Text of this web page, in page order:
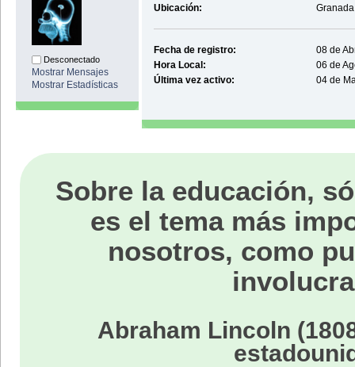
Desconectado
Mostrar Mensajes
Mostrar Estadísticas
Ubicación:
Granada
Fecha de registro:
08 de
Hora Local:
06 de
Última vez activo:
04 de
Sobre la educación,
es el tema más
nosotros, como
Abraham Lincoln